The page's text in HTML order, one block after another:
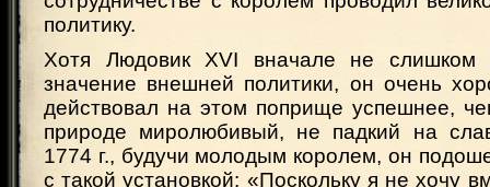
политику.
Хотя Людовик XVI вначале не слишком
значение внешней политики, он очень
действовал на этом поприще успешнее,
природе миролюбивый, не падкий на
1774 г., будучи молодым королем, он
с такой установкой: «Поскольку я не хочу